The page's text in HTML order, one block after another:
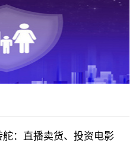
：直播卖货、投资电影